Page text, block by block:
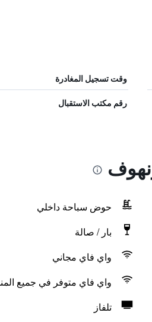
وقت تسجيل المغادرة
رقم مكتب الاستقبال
حوض سباحة داخلي
بار / صالة
واي فاي مجاني
واي فاي متوفر في جميع
تلفاز